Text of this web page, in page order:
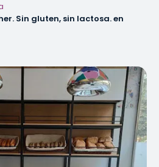
Sin gluten, sin lactosa. en